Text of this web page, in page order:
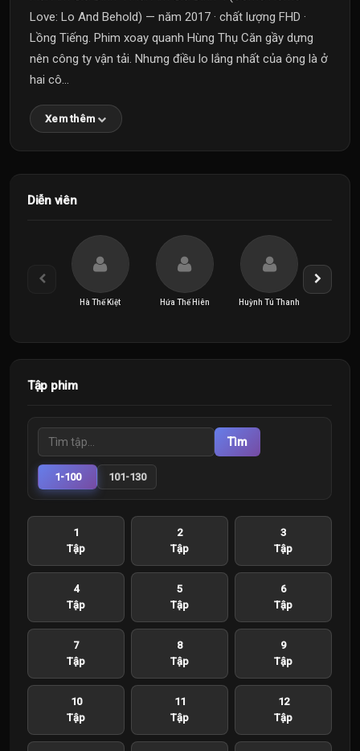
Love: Lo And Behold) — năm 2017 · chất lượng FHD ·
Lồng Tiếng. Phim xoay quanh Hùng Thụ Căn gầy dựng
nên công ty vận tải. Nhưng điều lo lắng nhất của ông là ở
hai cô...
Xem thêm
Diễn viên
Hà Thế Kiệt Hứa Thế Hiên Huỳnh Tú Thanh
Tập phim
Tìm
1-100 101-130
1
Tập
2
Tập
3
Tập
4
Tập
5
Tập
6
Tập
7
Tập
8
Tập
9
Tập
10
Tập
11
Tập
12
Tập